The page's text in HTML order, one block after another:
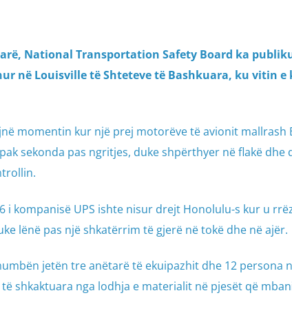
National Transportation Safety Board ka
në Louisville të Shteteve të Bashkuara, ku vitin e
momentin kur një prej motorëve të avionit mallrash
sekonda pas ngritjes, duke shpërthyer në flakë
i kompanisë UPS ishte nisur drejt Honolulu-s kur u
lënë pas një shkatërrim të gjerë në tokë dhe në ajër.
jetën tre anëtarë të ekuipazhit dhe 12 persona
shkaktuara nga lodhja e materialit në pjesët që